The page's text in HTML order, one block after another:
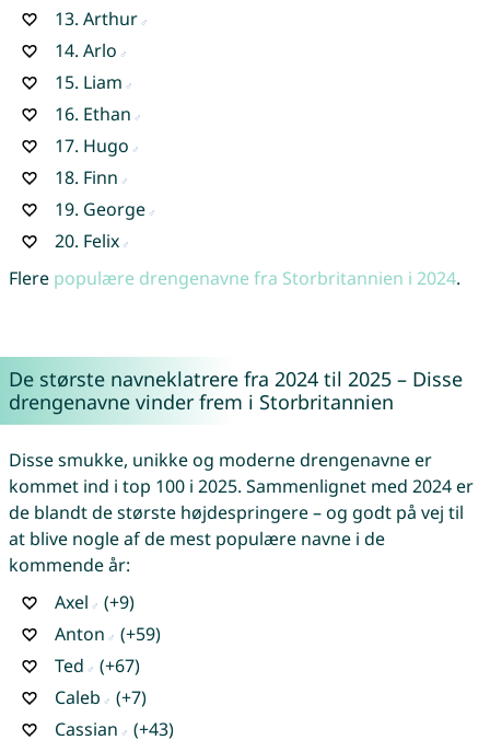
13. Arthur
14. Arlo
15. Liam
16. Ethan
17. Hugo
18. Finn
19. George
20. Felix
Flere populære drengenavne fra Storbritannien i 2024.
De største navneklatrere fra 2024 til 2025 – Disse
drengenavne vinder frem i Storbritannien
Disse smukke, unikke og moderne drengenavne er
kommet ind i top 100 i 2025. Sammenlignet med 2024 er
de blandt de største højdespringere – og godt på vej til
at blive nogle af de mest populære navne i de
kommende år:
Axel
(+9)
Anton
(+59)
Ted
(+67)
Caleb
(+7)
Cassian
(+43)